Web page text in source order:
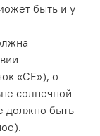
быть и у
«CE»), о
солнечной
должно быть